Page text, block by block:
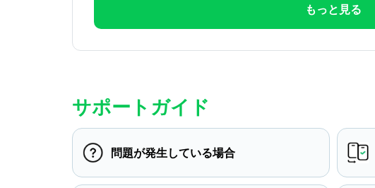
もっと見る
サポートガイド
問題が発生している場合